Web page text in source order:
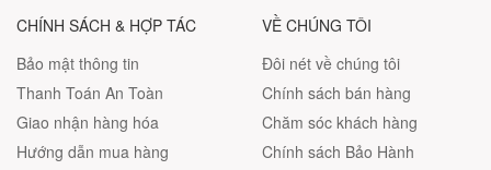
CHÍNH SÁCH & HỢP TÁC
Bảo mật thông tin
Thanh Toán An Toàn
Giao nhận hàng hóa
Hướng dẫn mua hàng
VỀ CHÚNG TÔI
Đôi nét về chúng tôi
Chính sách bán hàng
Chăm sóc khách hàng
Chính sách Bảo Hành